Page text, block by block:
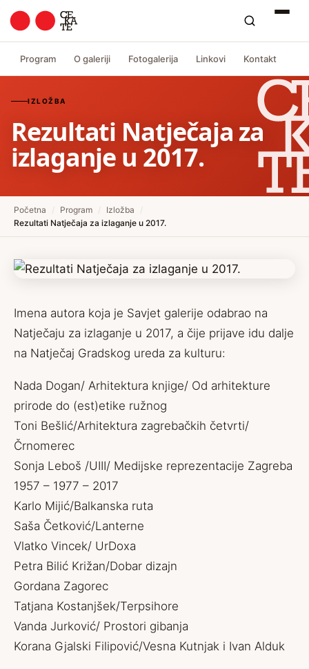
Program O galeriji Fotogalerija Linkovi Kontakt
IZLOŽBA
Rezultati Natječaja za
izlaganje u 2017.
Početna Program Izložba
Rezultati Natječaja za izlaganje u 2017.
Imena autora koja je Savjet galerije odabrao na
Natječaju za izlaganje u 2017, a čije prijave idu dalje
na Natječaj Gradskog ureda za kulturu:
Nada Dogan/ Arhitektura knjige/ Od arhitekture
prirode do (est)etike ružnog
Toni Bešlić/Arhitektura zagrebačkih četvrti/
Črnomerec
Sonja Leboš /UIII/ Medijske reprezentacije Zagreba
1957 – 1977 – 2017
Karlo Mijić/Balkanska ruta
Saša Četković/Lanterne
Vlatko Vincek/ UrDoxa
Petra Bilić Križan/Dobar dizajn
Gordana Zagorec
Tatjana Kostanjšek/Terpsihore
Vanda Jurković/ Prostori gibanja
Korana Gjalski Filipović/Vesna Kutnjak i Ivan Alduk